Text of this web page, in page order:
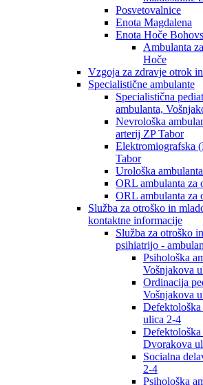
Posvetovalnice
Enota Magdalena
Enota Hoče
Ambulanta
Hoče
Vzgoja za zdravje otrok
Specialistične ambulante
Specialistična
ambulanta,
Nevrološka
arterij ZP Tabor
Elektromiografska
Tabor
Urološka
ORL ambulanta za
ORL ambulanta za
Služba za otroško in
kontaktne informacije
Služba za otroško
psihiatrijo -
Psihološka
Vošnjakova
Ordinacija
Vošnjakova
Defektološka
ulica 2-4
Defektološka
Dvorakova
Socialna
2-4
Psihološka